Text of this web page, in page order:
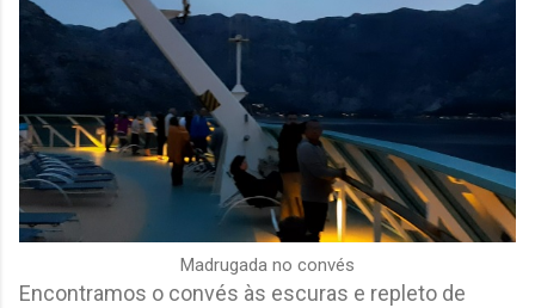
Madrugada no convés
Encontramos o convés às escuras e repleto de